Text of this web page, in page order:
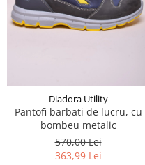
Diadora Utility
Pantofi barbati de lucru, cu
bombeu metalic
570,00 Lei
363,99 Lei